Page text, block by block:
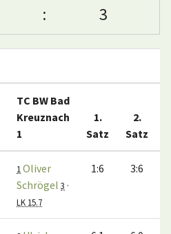
: 3
TC BW Bad
Kreuznach
1
1.
Satz
2.
Satz
1 Oliver
Schrögel 3 ·
LK 15.7
1:6 3:6